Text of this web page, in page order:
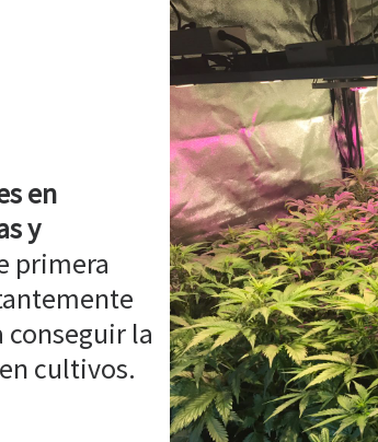
en
y
primera
la
cultivos.